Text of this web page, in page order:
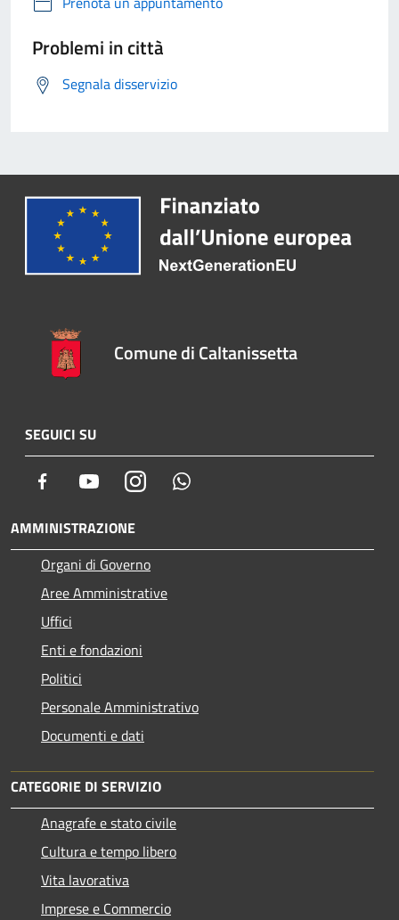
Problemi in città
Segnala disservizio
Comune di Caltanissetta
SEGUICI SU
Facebook YoutubeInstagram
AMMINISTRAZIONE
Organi di Governo
Aree Amministrative
Uffici
Enti e fondazioni
Politici
Personale Amministrativo
Documenti e dati
CATEGORIE DI SERVIZIO
Anagrafe e stato civile
Cultura e tempo libero
Vita lavorativa
Imprese e Commercio